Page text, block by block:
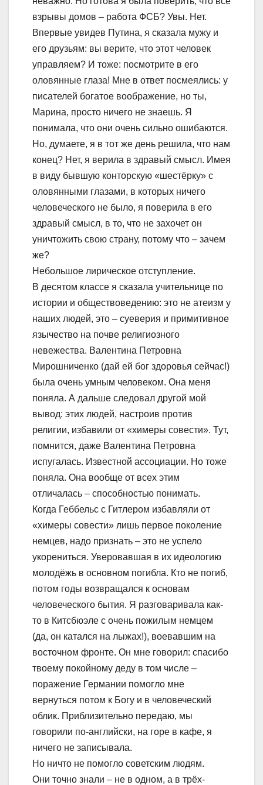
взрывы домов – работа ФСБ? Увы. Нет.
Впервые увидев Путина, я сказала мужу и
его друзьям: вы верите, что этот человек
управляем? И тоже: посмотрите в его
оловянные глаза! Мне в ответ посмеялись: у
писателей богатое воображение, но ты,
Марина, просто ничего не знаешь. Я
понимала, что они очень сильно ошибаются.
Но, думаете, я в тот же день решила, что нам
конец? Нет, я верила в здравый смысл. Имея
в виду бывшую конторскую «шестёрку» с
оловянными глазами, в которых ничего
человеческого не было, я поверила в его
здравый смысл, в то, что не захочет он
уничтожить свою страну, потому что – зачем
же?
Небольшое лирическое отступление.
В десятом классе я сказала учительнице по
истории и обществоведению: это не атеизм у
наших людей, это – суеверия и примитивное
язычество на почве религиозного
невежества. Валентина Петровна
Мирошниченко (дай ей бог здоровья сейчас!)
была очень умным человеком. Она меня
поняла. А дальше следовал другой мой
вывод: этих людей, настроив против
религии, избавили от «химеры совести». Тут,
помнится, даже Валентина Петровна
испугалась. Известной ассоциации. Но тоже
поняла. Она вообще от всех этим
отличалась – способностью понимать.
Когда Геббельс с Гитлером избавляли от
«химеры совести» лишь первое поколение
немцев, надо признать – это не успело
укорениться. Уверовавшая в их идеологию
молодёжь в основном погибла. Кто не погиб,
потом годы возвращался к основам
человеческого бытия. Я разговаривала как-
то в Китсбюэле с очень пожилым немцем
(да, он катался на лыжах!), воевавшим на
восточном фронте. Он мне говорил: спасибо
твоему покойному деду в том числе –
поражение Германии помогло мне
вернуться потом к Богу и в человеческий
облик. Приблизительно передаю, мы
говорили по-английски, на горе в кафе, я
ничего не записывала.
Но ничто не помогло советским людям.
Они точно знали – не в одном, а в трёх-